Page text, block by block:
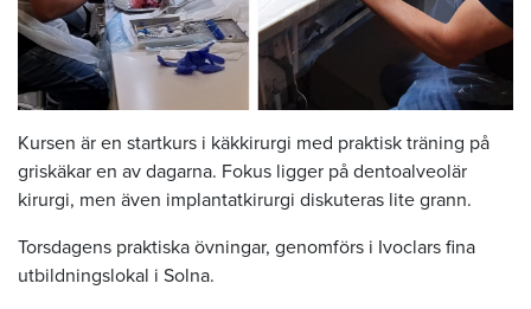
Kursen är en startkurs i käkkirurgi med praktisk träning på
griskäkar en av dagarna. Fokus ligger på dentoalveolär
kirurgi, men även implantatkirurgi diskuteras lite grann.
Torsdagens praktiska övningar, genomförs i Ivoclars fina
utbildningslokal i Solna.